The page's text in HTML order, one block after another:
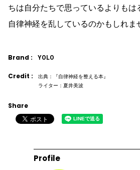
ちは自分たちで思っているよりもは
自律神経を乱しているのかもしれま
Brand : YOLO
Credit :
出典：『自律神経を整える本』
ライター：夏井美波
Share
Profile